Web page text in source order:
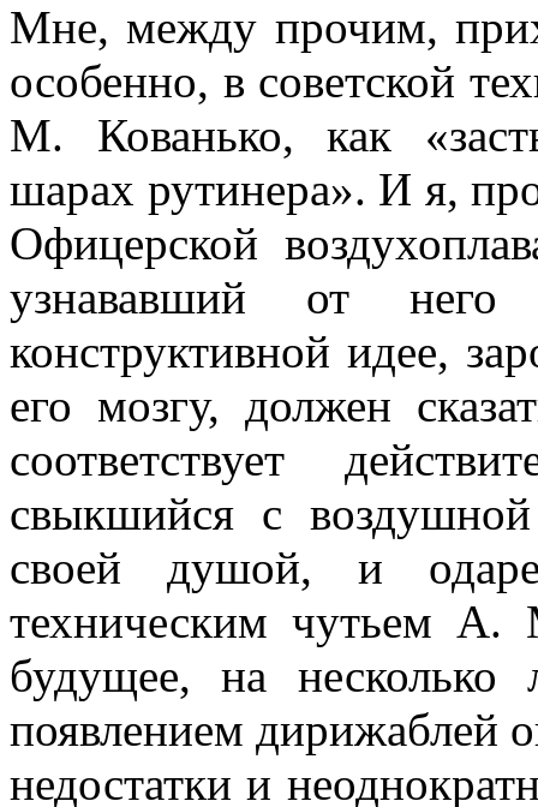
Мне, между прочим,
особенно, в советской
М. Кованько, как
шарах рутинера». И я,
Офицерской
узнававший от
конструктивной идее,
его мозгу, должен
соответствует
свыкшийся с
своей душой, и
техническим чутьем А.
будущее, на
появлением дирижаблей
недостатки и